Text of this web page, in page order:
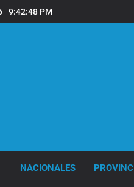
9:42:49 PM
NACIONALES